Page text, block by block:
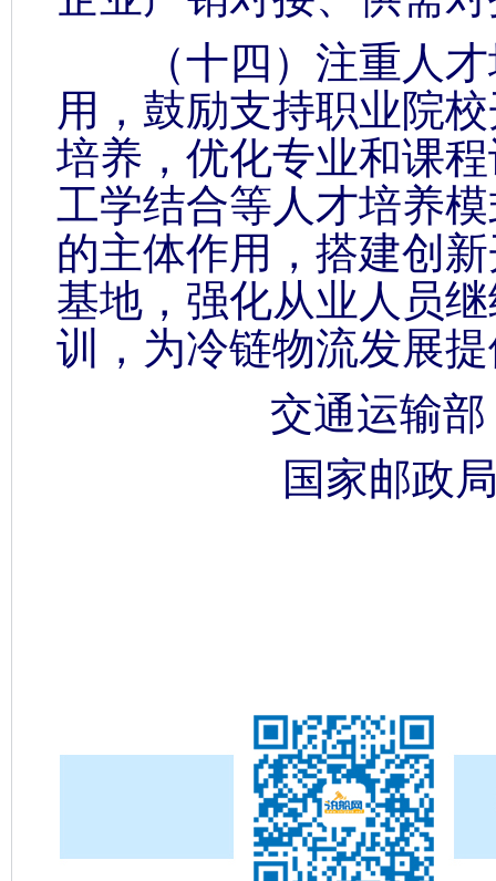
（十四）注重人才
用，鼓励支持职业院
培养，优化专业和课
工学结合等人才培养
的主体作用，搭建创
基地，强化从业人员
训，为冷链物流发展
交通运输
国家邮政